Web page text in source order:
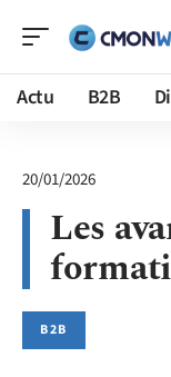
Actu B2B
20/01/2026
Les
B2B